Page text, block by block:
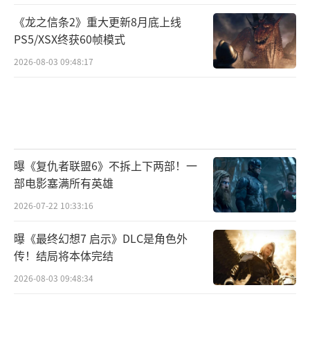
《龙之信条2》重大更新8月底上线
PS5/XSX终获60帧模式
2026-08-03 09:48:17
曝《复仇者联盟6》不拆上下两部！一
部电影塞满所有英雄
2026-07-22 10:33:16
曝《最终幻想7 启示》DLC是角色外
传！结局将本体完结
2026-08-03 09:48:34